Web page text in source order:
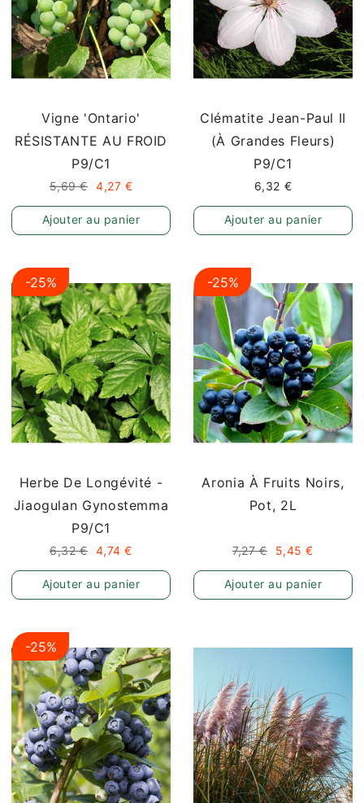
Vigne 'Ontario'
RÉSISTANTE AU FROID
P9/C1
5,69 € 4,27 €
Ajouter au panier
Clématite Jean-Paul II
(à Grandes Fleurs)
P9/C1
6,32 €
Ajouter au panier
-25%
Herbe De Longévité -
Jiaogulan Gynostemma
P9/C1
6,32 € 4,74 €
Ajouter au panier
-25%
Aronia À Fruits Noirs,
Pot, 2L
7,27 € 5,45 €
Ajouter au panier
-25%